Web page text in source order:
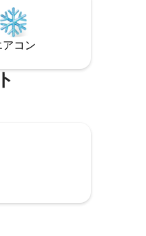
の場所にありま
のテーマパーク
思い出を作るた
な空間に戻って
アコン